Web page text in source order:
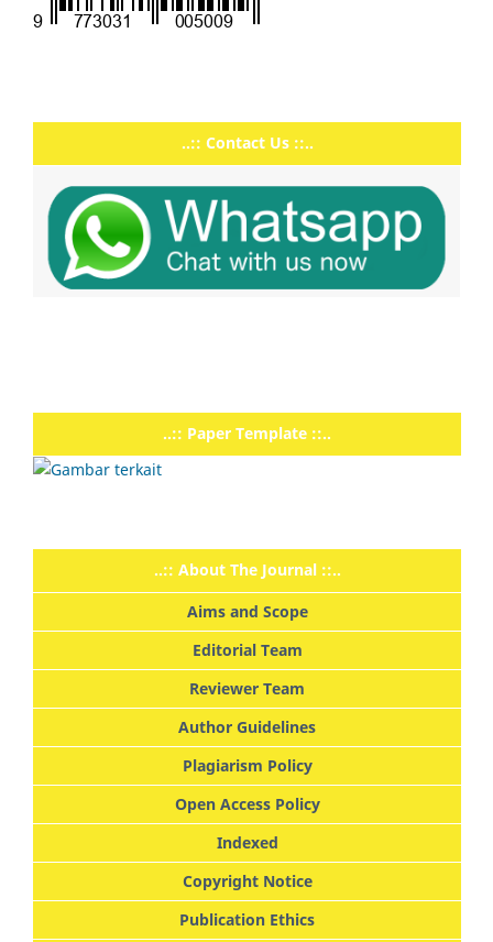
..:: Contact Us ::..
..:: Paper Template ::..
..:: About The Journal ::..
Aims and Scope
Editorial Team
Reviewer Team
Author Guidelines
Plagiarism Policy
Open Access Policy
Indexed
Copyright Notice
Publication Ethics